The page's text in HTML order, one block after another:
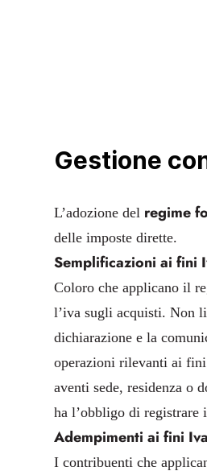
Gestione
L’adozione del regime
delle imposte dirette.
Semplificazioni ai fini
Coloro che applicano il
l’iva sugli acquisti. Non
dichiarazione e la
operazioni rilevanti ai
aventi sede, residenza o
ha l’obbligo di registrare
Adempimenti ai fini Iva
I contribuenti che